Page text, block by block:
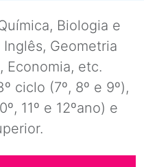
Biologia e
Geometria
Economia, etc.
ciclo (7º, 8º e 9º),
11º e 12ºano) e